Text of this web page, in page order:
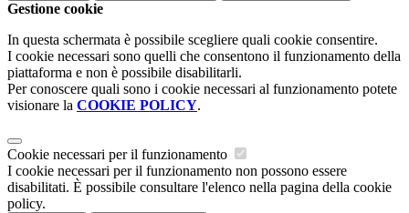
Gestione cookie
In questa schermata è possibile scegliere quali cookie consentire.
I cookie necessari sono quelli che consentono il funzionamento della
piattaforma e non è possibile disabilitarli.
Per conoscere quali sono i cookie necessari al funzionamento potete
visionare la COOKIE POLICY.
Cookie necessari per il funzionamento
I cookie necessari per il funzionamento non possono essere
disabilitati. È possibile consultare l'elenco nella pagina della cookie
policy.